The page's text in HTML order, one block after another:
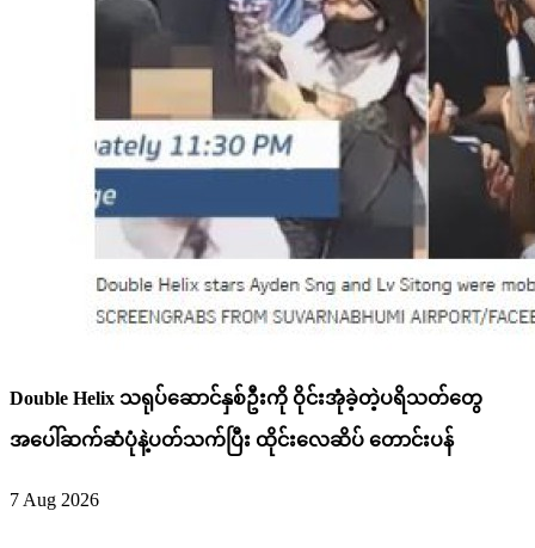
Double Helix သရုပ်ဆောင်နှစ်ဦးကို ဝိုင်းအုံခဲ့တဲ့ပရိသတ်တွေ
အပေါ်ဆက်ဆံပုံနဲ့ပတ်သက်ပြီး ထိုင်းလေဆိပ် တောင်းပန်
7 Aug 2026